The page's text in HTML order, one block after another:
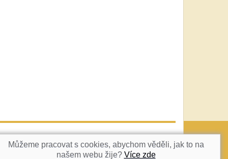
NAHORU
box.cz
Můžeme pracovat s cookies, abychom věděli, jak to na
našem webu žije? Více zde